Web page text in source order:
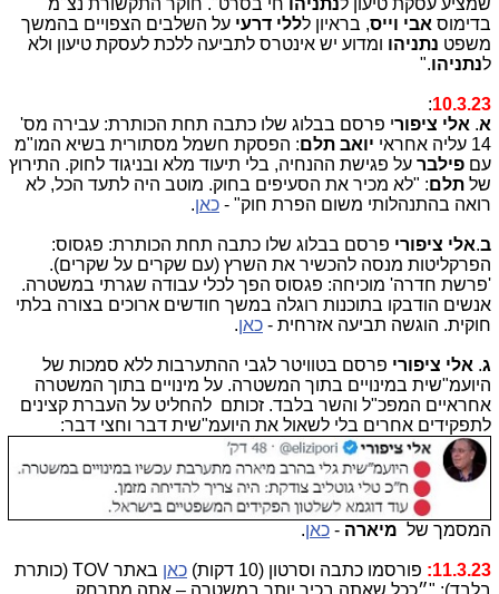
בדימוס אבי וייס, בראיון לללי דרעי על השלבים הצפויים בהמשך
משפט נתניהו ומדוע יש אינטרס לתביעה ללכת לעסקת טיעון ולא
לנתניהו."
10.3.23
:
א. אלי ציפורי פרסם בבלוג שלו כתבה תחת הכותרת: עבירה מס'
14 עליה אחראי
יואב תלם: הפסקת חשמל מסתורית בשיא המו"מ
עם פילבר על פגישת ההנחיה, בלי תיעוד מלא ובניגוד לחוק. התירוץ
של תלם: "לא מכיר את הסעיפים בחוק. מוטב היה לתעד הכל, לא
רואה בהתנהלותי משום הפרת חוק" - כאן.
ב.אלי ציפורי פרסם בבלוג שלו כתבה תחת הכותרת: פגסוס:
הפרקליטות מנסה להכשיר את השרץ (עם שקרים על שקרים).
'פרשת חדרה' מוכיחה: פגסוס הפך לכלי עבודה שגרתי במשטרה.
אנשים הודבקו בתוכנות רוגלה במשך חודשים ארוכים בצורה בלתי
חוקית. הוגשה תביעה אזרחית - כאן.
ג. אלי ציפורי פרסם בטוויטר לגבי ההתערבות ללא סמכות של
היועמ"שית במינויים בתוך המשטרה. על מינויים בתוך המשטרה
אחראיים המפכ"ל והשר בלבד. זכותם להחליט על העברת קצינים
לתפקידים אחרים בלי לשאול את היועמ"שית דבר וחצי דבר:
המסמך של מיארה - כאן.
11.3.23: פורסמו כתבה וסרטון (10 דקות) כאן
באתר TOV (כותרת
בלבד): "״ככל שאתה בכיר יותר במשטרה – אתה מתרחק